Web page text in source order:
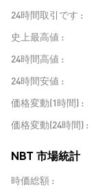
24時間取引です
史上最高値
24時間高値
24時間安値
価格変動(1時間)
価格変動(24時間)
NBT 市場統計
時価総額